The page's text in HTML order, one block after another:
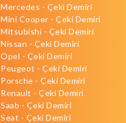
Mercedes - Çeki Demiri
Mini Cooper - Çeki Demiri
Mitsubishi - Çeki Demiri
Nissan - Çeki Demiri
Opel - Çeki Demiri
Peugeot - Çeki Demiri
Porsche - Çeki Demiri
Renault - Çeki Demiri
Saab - Çeki Demiri
Seat - Çeki Demiri